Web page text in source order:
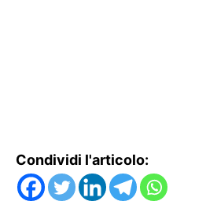
Condividi l'articolo: